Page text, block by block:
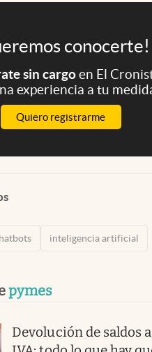
conocerte!
sin cargoen El
experiencia a tu
Quiero registrarme
inteligencia artificial
pymes
Devolución de saldos